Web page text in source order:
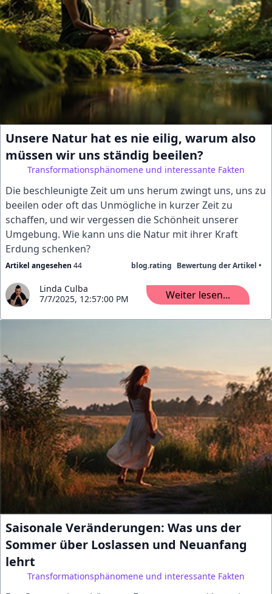
Unsere Natur hat es nie eilig, warum also
müssen wir uns ständig beeilen?
Transformationsphänomene und interessante Fakten
Die beschleunigte Zeit um uns herum zwingt uns, uns zu
beeilen oder oft das Unmögliche in kurzer Zeit zu
schaffen, und wir vergessen die Schönheit unserer
Umgebung. Wie kann uns die Natur mit ihrer Kraft
Erdung schenken?
Artikel angesehen 44 blog.rating Bewertung der Artikel •
Linda Culba
7/7/2025, 12:57:00 PM
Weiter lesen...
Saisonale Veränderungen: Was uns der
Sommer über Loslassen und Neuanfang
lehrt
Transformationsphänomene und interessante Fakten